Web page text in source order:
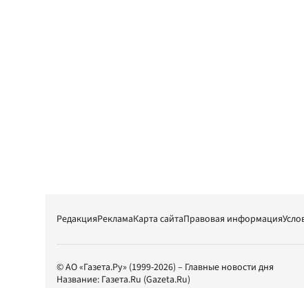
РедакцияРекламаКарта сайтаПравовая информация
© АО «Газета.Ру» (1999-2026) – Главные новости дня
Название: Газета.Ru (Gazeta.Ru)